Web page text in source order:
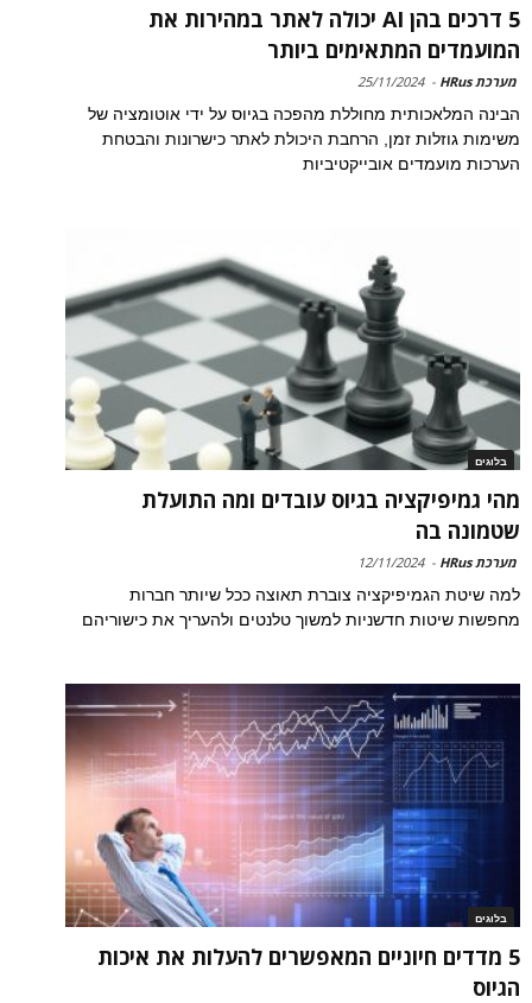
5 דרכים בהן AI יכולה לאתר במהירות את
המועמדים המתאימים ביותר
מערכת HRus -
25/11/2024
הבינה המלאכותית מחוללת מהפכה בגיוס על ידי אוטומציה של
משימות גוזלות זמן, הרחבת היכולת לאתר כישרונות והבטחת
הערכות מועמדים אובייקטיביות
בלוגים
מהי גמיפיקציה בגיוס עובדים ומה התועלת
שטמונה בה
מערכת HRus -
12/11/2024
למה שיטת הגמיפיקציה צוברת תאוצה ככל שיותר חברות
מחפשות שיטות חדשניות למשוך טלנטים ולהעריך את כישוריהם
בלוגים
5 מדדים חיוניים המאפשרים להעלות את איכות
הגיוס